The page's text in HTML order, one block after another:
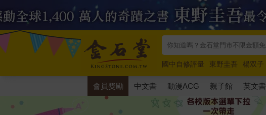
國中自修評量 東野圭吾 楊双子
唯紅花綻放
奧德賽 路邊攤新作
會員獎勵 中文書 動漫ACG 親子館 英文書